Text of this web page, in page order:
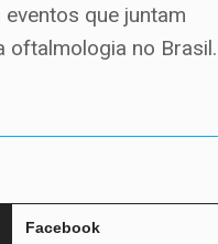
que juntam
oftalmologia no Brasil.
Facebook